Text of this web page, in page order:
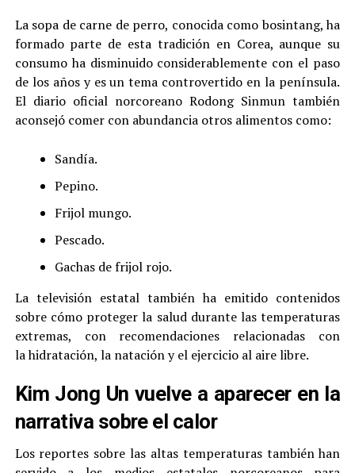
La sopa de carne de perro, conocida como bosintang, ha
formado parte de esta tradición en Corea, aunque su
consumo ha disminuido considerablemente con el paso
de los años y es un tema controvertido en la península.
El diario oficial norcoreano Rodong Sinmun también
aconsejó comer con abundancia otros alimentos como:
Sandía.
Pepino.
Frijol mungo.
Pescado.
Gachas de frijol rojo.
La televisión estatal también ha emitido contenidos
sobre cómo proteger la salud durante las temperaturas
extremas, con recomendaciones relacionadas con
la hidratación, la natación y el ejercicio al aire libre.
Kim Jong Un vuelve a aparecer en la
narrativa sobre el calor
Los reportes sobre las altas temperaturas también han